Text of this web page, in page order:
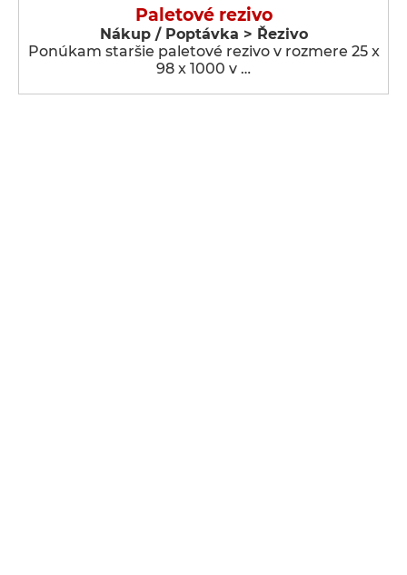
Paletové rezivo
Nákup / Poptávka > Řezivo
Ponúkam staršie paletové rezivo v rozmere 25 x
98 x 1000 v …